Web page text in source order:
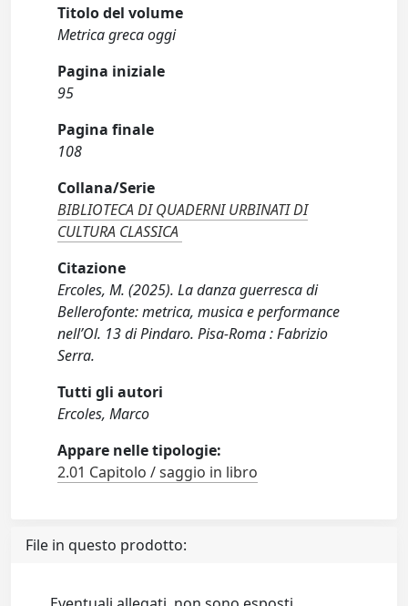
Titolo del volume
Metrica greca oggi
Pagina iniziale
95
Pagina finale
108
Collana/Serie
BIBLIOTECA DI QUADERNI URBINATI DI
CULTURA CLASSICA
Citazione
Ercoles, M. (2025). La danza guerresca di
Bellerofonte: metrica, musica e performance
nell’Ol. 13 di Pindaro. Pisa-Roma : Fabrizio
Serra.
Tutti gli autori
Ercoles, Marco
Appare nelle tipologie:
2.01 Capitolo / saggio in libro
File in questo prodotto: